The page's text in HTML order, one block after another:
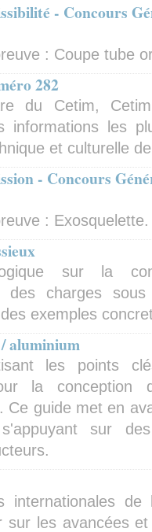
- Concours
: Coupe tube
282
du Cetim,
informations les
et culturelle
- Concours
: Exosquelette.
sur la
des charges
exemples
aluminium
les points
la conception
Ce guide met en
sur
internationales
sur les avancées